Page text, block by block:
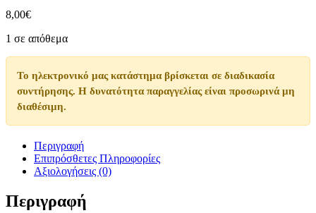
8,00€
1 σε απόθεμα
Το ηλεκτρονικό μας κατάστημα βρίσκεται σε διαδικασία
συντήρησης. Η δυνατότητα παραγγελίας είναι προσωρινά μη
διαθέσιμη.
Περιγραφή
Επιπρόσθετες Πληροφορίες
Αξιολογήσεις (0)
Περιγραφή